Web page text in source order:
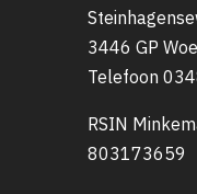
3446 GP
Telefoon
RSIN
803173659